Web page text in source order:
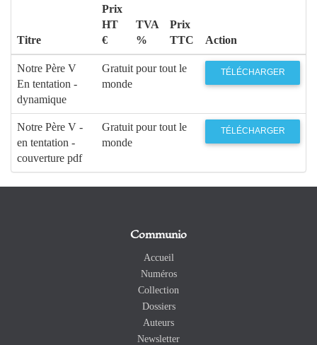
Titre
Prix
HT
€
TVA
%
Prix
TTC
Action
Notre Père V
En tentation -
dynamique
Gratuit pour tout le
monde
TÉLÉCHARGER
Notre Père V -
en tentation -
couverture pdf
Gratuit pour tout le
monde
TÉLÉCHARGER
Communio
Accueil
Numéros
Collection
Dossiers
Auteurs
Newsletter